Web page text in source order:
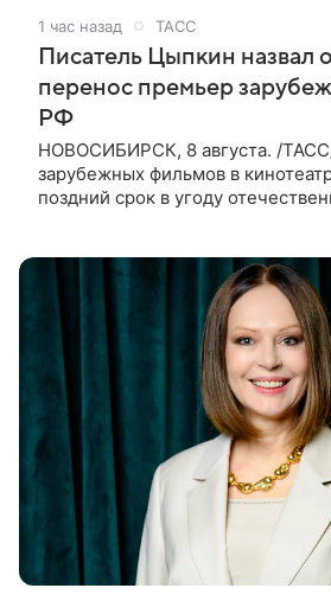
1 час назад ТАСС
Писатель Цыпкин назвал
перенос премьер
РФ
НОВОСИБИРСК, 8 августа. /
зарубежных фильмов в
поздний срок в угоду